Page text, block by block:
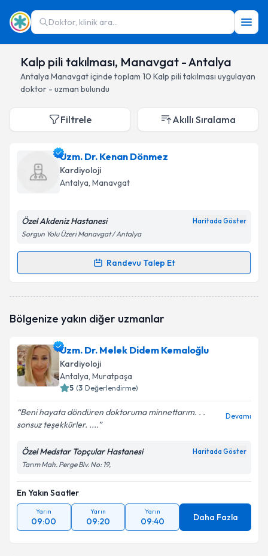
Doktor, klinik ara...
Kalp pili takılması, Manavgat - Antalya
Antalya Manavgatiçinde toplam 10 Kalp pili takılması uygulayan
doktor - uzman bulundu
Filtrele Akıllı Sıralama
Uzm. Dr. Kenan Dönmez
Kardiyoloji
Antalya, Manavgat
Özel Akdeniz Hastanesi Haritada Göster
Sorgun Yolu Üzeri Manavgat / Antalya
Randevu Talep Et
Randevu Takvimi Talebi
oluşturun. Size bu uzmandan randevu almanız için bir
E-posta Adresiniz
Kişisel verilerimin işlenmesine ilişkinAydınlatma
Metni'ni okudum ve kişisel verilerimin belirtilen
Bölgenize yakın diğer uzmanlar
Uzm. Dr. Melek Didem Kemaloğlu
Kardiyoloji
Antalya, Muratpaşa
5 (3 Değerlendirme)
Beni hayata döndüren doktoruma minnettarım. . .
sonsuz teşekkürler. ....
Devamı
Özel Medstar Topçular Hastanesi Haritada Göster
Tarım Mah. Perge Blv. No: 19,
En Yakın Saatler
Yarın
09:00
Yarın
09:20
Yarın
09:40 Daha Fazla